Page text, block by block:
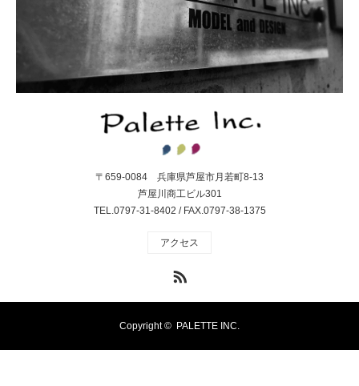
〒659-0084 兵庫県芦屋市月若町8-13
芦屋川商工ビル301
TEL.0797-31-8402 / FAX.0797-38-1375
アクセス
Copyright © PALETTE INC.